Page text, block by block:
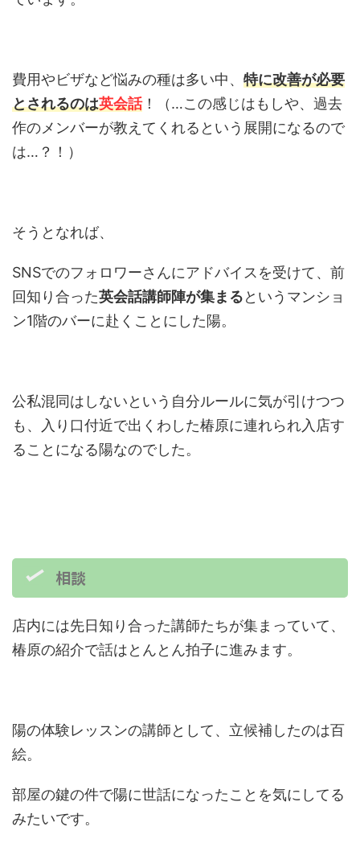
費用やビザなど悩みの種は多い中、 特に改善が必要
とされるのは英会話！（…この感じはもしや、過去
作のメンバーが教えてくれるという展開になるので
は…？！）
そうとなれば、
SNSでのフォロワーさんにアドバイスを受けて、前
回知り合った英会話講師陣が集まるというマンショ
ン1階のバーに赴くことにした陽。
公私混同はしないという自分ルールに気が引けつつ
も、入り口付近で出くわした椿原に連れられ入店す
ることになる陽なのでした。
相談
店内には先日知り合った講師たちが集まっていて、
椿原の紹介で話はとんとん拍子に進みます。
陽の体験レッスンの講師として、立候補したのは百
絵。
部屋の鍵の件で陽に世話になったことを気にしてる
みたいです。